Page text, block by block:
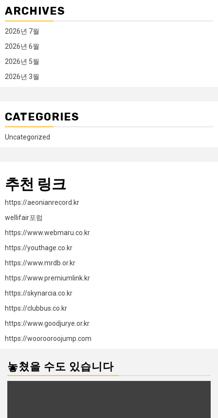
ARCHIVES
2026년 7월
2026년 6월
2026년 5월
2026년 3월
CATEGORIES
Uncategorized
추천 링크
https://aeonianrecord.kr
wellifair포럼
https://www.webmaru.co.kr
https://youthage.co.kr
https://www.mrdb.or.kr
https://www.premiumlink.kr
https://skynarcia.co.kr
https://clubbus.co.kr
https://www.goodjurye.or.kr
https://woorooroojump.com
놓쳤을 수도 있습니다